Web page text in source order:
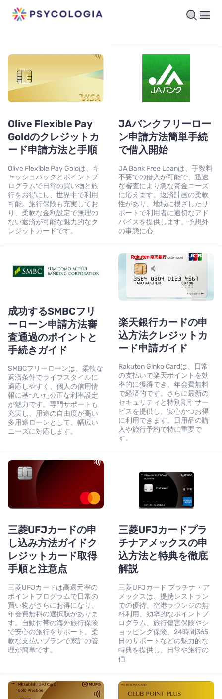
Olive Flexible Pay
Goldのクレジットカ
ード申請方法と手順
Olive Flexible Pay Goldは、キ
ャッシュバックとポイントプ
ログラムで日常の買い物と旅
行をお得にし、世界中で利用
可能。旅行保険も充実してお
り、柔軟な金利設定で無理の
ない返済が可能な魅力的なク
レジットカードです。
JAバンクフリーロー
ン申請方法簡単手続
で借入開始
JA Bank Free Loanは、手数料
不要での借入が可能で、迅速
な審査により急な資金ニーズ
に応えます。返済計画の柔軟
性があり、地域に根ざしたサ
ポートで利用者に適切なアド
バイスを提供します。予想外
の事態に心
成功するSMBCフリ
ーローン申請方法審
査通過のポイントと
手続きガイド
SMBCフリーローンは、柔軟な
返済条件でライフスタイルに
適応しやすく、個人の信用情
報に基づいた公正な利率設定
が魅力です。専門サポートも
充実し、用途の自由度が高い
多用途ローンとして、幅広い
ニーズに対応します。
楽天銀行カードの申
込方法クレジットカ
ード申請ガイド
Rakuten Ginko Cardは、日常
の支払いで楽天ポイントを効
率的に獲得でき、年会費無料
で経済的です。さらに最新の
セキュリティと特別割引サー
ビスを提供し、安心かつお得
に利用できます。日用品の購
入や旅行予約で特に重要で
す。
三菱UFJカードの申
し込み方法ガイドク
レジットカード取得
手順と注意点
三菱UFJカードは高還元率の
ポイントプログラムで日常の
買い物がさらにお得になり、
年会費無料の選択肢がありま
す。自動付帯の海外旅行保険
で安心の旅行をサポート。柔
軟な支払いプランで家計の管
理が簡単です。
三菱UFJカードプラ
チナアメックスの申
込方法と特典を徹底
解説
三菱UFJカード プラチナ・ア
メックスは、提携レストラン
での優待、空港ラウンジの無
料利用、効率的なポイントプ
ログラム、旅行傷害保険やシ
ョッピング保険、24時間365
日のサポートなどの魅力的な
特典を提供し、日常や旅行の
価